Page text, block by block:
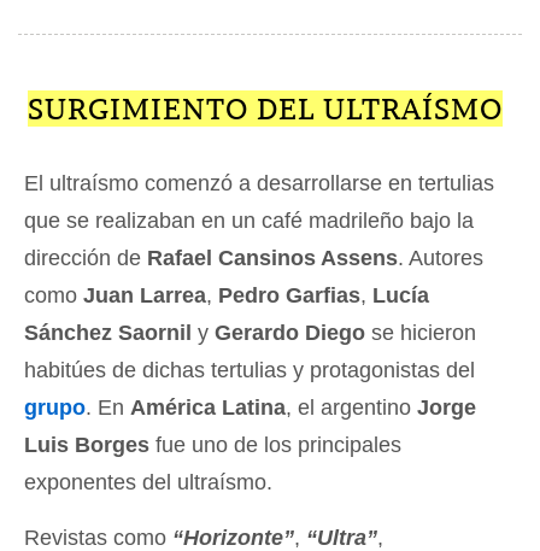
SURGIMIENTO DEL ULTRAÍSMO
El ultraísmo comenzó a desarrollarse en tertulias
que se realizaban en un café madrileño bajo la
dirección de Rafael Cansinos Assens. Autores
como Juan Larrea, Pedro Garfias, Lucía
Sánchez Saornil y Gerardo Diego se hicieron
habitúes de dichas tertulias y protagonistas del
grupo. En América Latina, el argentino Jorge
Luis Borges fue uno de los principales
exponentes del ultraísmo.
Revistas como “Horizonte”, “Ultra”,